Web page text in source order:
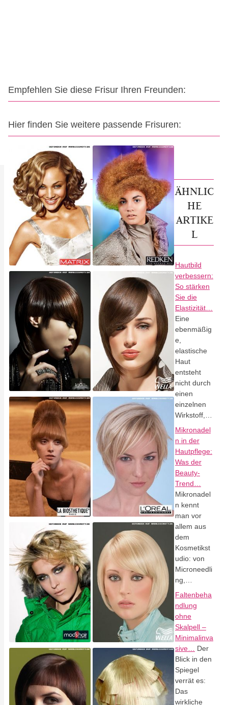
Empfehlen Sie diese Frisur Ihren Freunden:
Hier finden Sie weitere passende Frisuren:
ÄHNLIC
HE
ARTIKE
L
Hautbild
verbessern:
So stärken
Sie die
Elastizität…
Eine
ebenmäßig
e,
elastische
Haut
entsteht
nicht durch
einen
einzelnen
Wirkstoff,…
Mikronadel
n in der
Hautpflege:
Was der
Beauty-
Trend…
Mikronadel
n kennt
man vor
allem aus
dem
Kosmetikst
udio: von
Microneedli
ng,…
Faltenbeha
ndlung
ohne
Skalpell –
Minimalinva
sive…
Der
Blick in den
Spiegel
verrät es:
Das
wirkliche